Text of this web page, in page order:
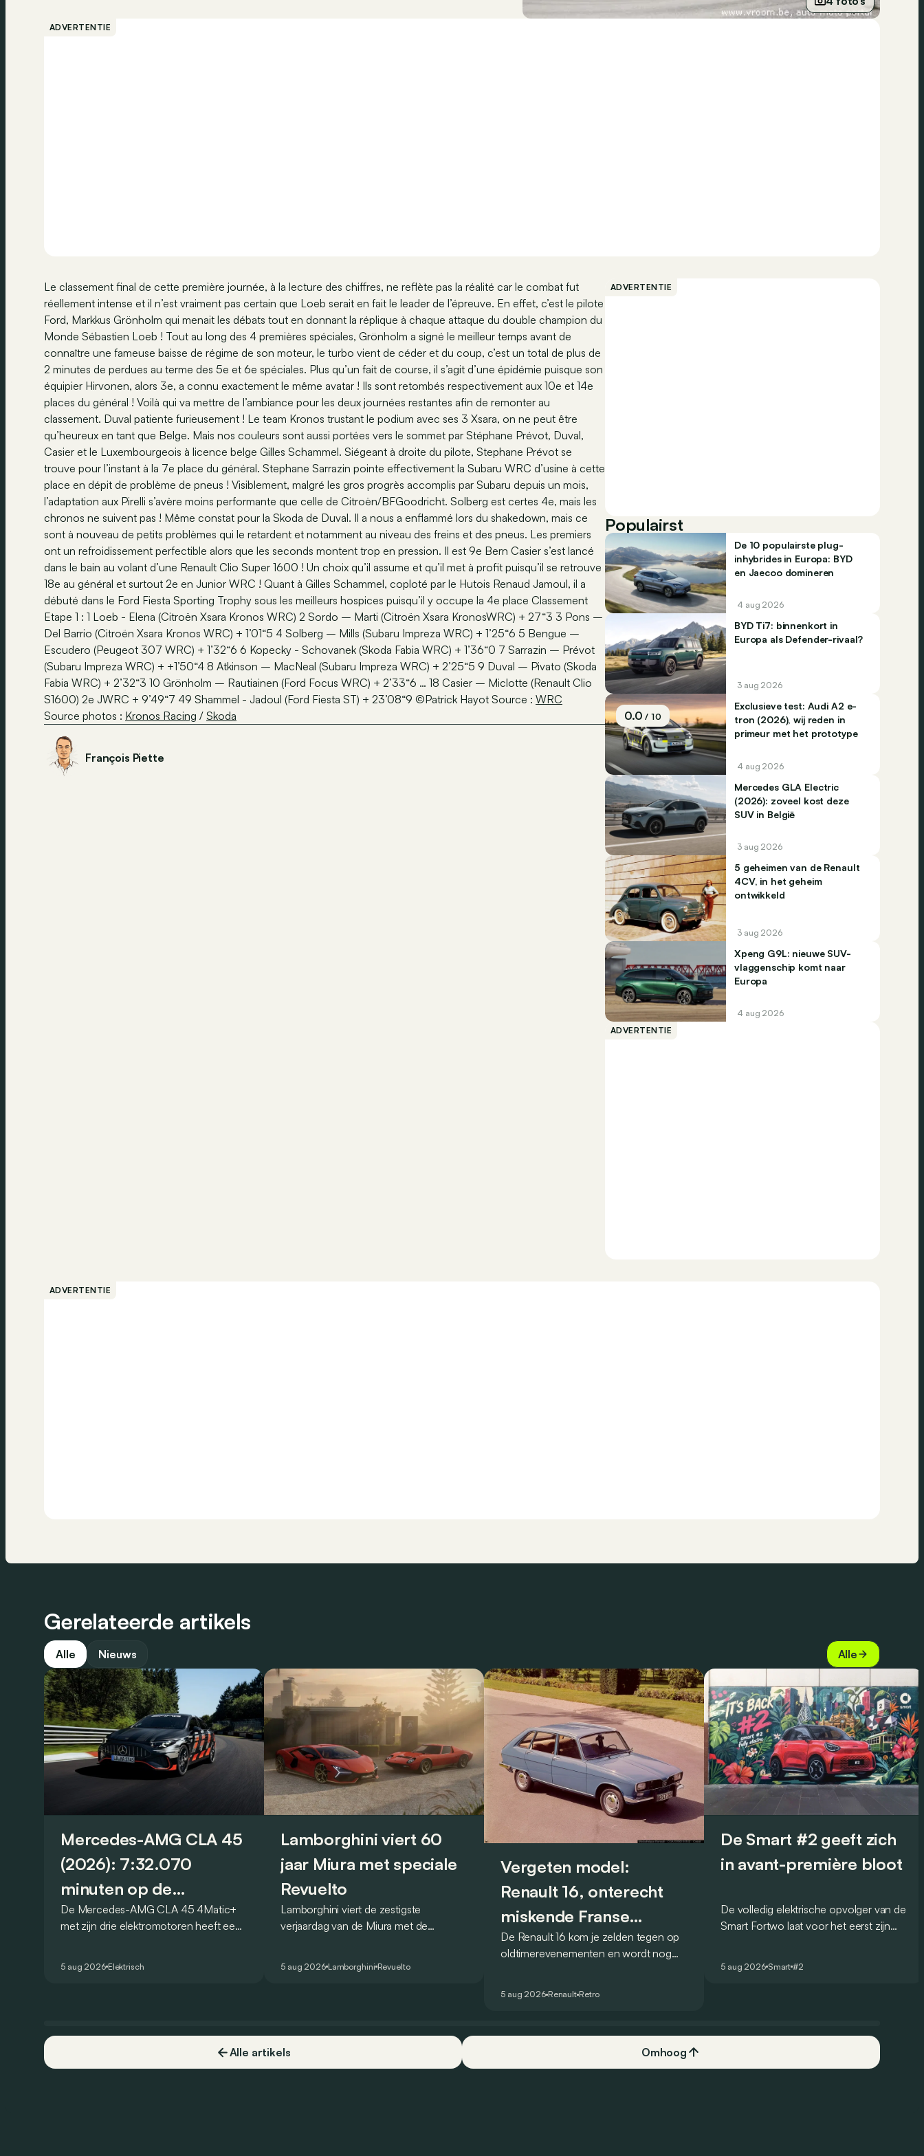
ADVERTENTIE
Le classement final de cette première journée, à la lecture des chiffres, ne reflète pas la réalité car le combat fut
réellement intense et il n’est vraiment pas certain que Loeb serait en fait le leader de l’épreuve. En effet, c’est le pilote
Ford, Markkus Grönholm qui menait les débats tout en donnant la réplique à chaque attaque du double champion du
Monde Sébastien Loeb ! Tout au long des 4 premières spéciales, Grönholm a signé le meilleur temps avant de
connaître une fameuse baisse de régime de son moteur, le turbo vient de céder et du coup, c’est un total de plus de
2 minutes de perdues au terme des 5e et 6e spéciales. Plus qu’un fait de course, il s’agit d’une épidémie puisque son
équipier Hirvonen, alors 3e, a connu exactement le même avatar ! Ils sont retombés respectivement aux 10e et 14e
places du général ! Voilà qui va mettre de l’ambiance pour les deux journées restantes afin de remonter au
classement. Duval patiente furieusement ! Le team Kronos trustant le podium avec ses 3 Xsara, on ne peut être
qu’heureux en tant que Belge. Mais nos couleurs sont aussi portées vers le sommet par Stéphane Prévot, Duval,
Casier et le Luxembourgeois à licence belge Gilles Schammel. Siégeant à droite du pilote, Stephane Prévot se
trouve pour l’instant à la 7e place du général. Stephane Sarrazin pointe effectivement la Subaru WRC d’usine à cette
place en dépit de problème de pneus ! Visiblement, malgré les gros progrès accomplis par Subaru depuis un mois,
l’adaptation aux Pirelli s’avère moins performante que celle de Citroën/BFGoodricht. Solberg est certes 4e, mais les
chronos ne suivent pas ! Même constat pour la Skoda de Duval. Il a nous a enflammé lors du shakedown, mais ce
sont à nouveau de petits problèmes qui le retardent et notamment au niveau des freins et des pneus. Les premiers
ont un refroidissement perfectible alors que les seconds montent trop en pression. Il est 9e Bern Casier s’est lancé
dans le bain au volant d’une Renault Clio Super 1600 ! Un choix qu’il assume et qu’il met à profit puisqu’il se retrouve
18e au général et surtout 2e en Junior WRC ! Quant à Gilles Schammel, coploté par le Hutois Renaud Jamoul, il a
débuté dans le Ford Fiesta Sporting Trophy sous les meilleurs hospices puisqu’il y occupe la 4e place Classement
Etape 1 : 1 Loeb - Elena (Citroën Xsara Kronos WRC) 2 Sordo – Marti (Citroën Xsara KronosWRC) + 27“3 3 Pons –
Del Barrio (Citroën Xsara Kronos WRC) + 1’01“5 4 Solberg – Mills (Subaru Impreza WRC) + 1’25“6 5 Bengue –
Escudero (Peugeot 307 WRC) + 1’32“6 6 Kopecky - Schovanek (Skoda Fabia WRC) + 1’36“0 7 Sarrazin – Prévot
(Subaru Impreza WRC) + +1’50“4 8 Atkinson – MacNeal (Subaru Impreza WRC) + 2’25“5 9 Duval – Pivato (Skoda
Fabia WRC) + 2’32“3 10 Grönholm – Rautiainen (Ford Focus WRC) + 2’33“6 … 18 Casier – Miclotte (Renault Clio
S1600) 2e JWRC + 9’49“7 49 Shammel - Jadoul (Ford Fiesta ST) + 23’08“9 ©Patrick Hayot Source : WRC
Source photos : Kronos Racing / Skoda
François Piette
ADVERTENTIE
Populairst
De 10 populairste plug-
inhybrides in Europa: BYD
en Jaecoo domineren
4 aug 2026
BYD Ti7: binnenkort in
Europa als Defender-rivaal?
3 aug 2026
0.0/ 10
Exclusieve test: Audi A2 e-
tron (2026), wij reden in
primeur met het prototype
4 aug 2026
Mercedes GLA Electric
(2026): zoveel kost deze
SUV in België
3 aug 2026
5 geheimen van de Renault
4CV, in het geheim
ontwikkeld
3 aug 2026
Xpeng G9L: nieuwe SUV-
vlaggenschip komt naar
Europa
4 aug 2026
ADVERTENTIE
ADVERTENTIE
Gerelateerde artikels
Alle Nieuws Alle
Mercedes-AMG CLA 45
(2026): 7:32.070
minuten op de
Nürburgring
De Mercedes-AMG CLA 45 4Matic+
met zijn drie elektromotoren heeft een
record precies?
5 aug 2026 Elektrisch
Lamborghini viert 60
jaar Miura met speciale
Revuelto
Lamborghini viert de zestigste
verjaardag van de Miura met de
brengt aan wat algemeen wordt
5 aug 2026 Lamborghini Revuelto
Vergeten model:
Renault 16, onterecht
miskende Franse
revolutionair
De Renault 16 kom je zelden tegen op
oldtimerevenementen en wordt nog
hoofd gezien, maar toch was de 16 in
5 aug 2026 Renault Retro
De Smart #2 geeft zich
in avant-première bloot
De volledig elektrische opvolger van de
Smart Fortwo laat voor het eerst zijn
hele wereld.
5 aug 2026 Smart #2
Alle artikels Omhoog